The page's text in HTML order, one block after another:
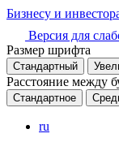
Бизнесу и
Версия для
Размер шрифта
Стандартный
Расстояние между
Стандартное
ru